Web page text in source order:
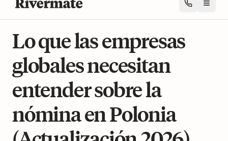
Lo que las empresas
globales necesitan
entender sobre la
nómina en Polonia